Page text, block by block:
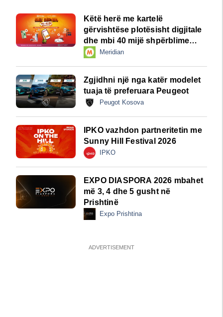
Këtë herë me kartelë
gërvishtëse plotësisht digjitale
dhe mbi 40 mijë shpërblime
instant!Meridian
Zgjidhni një nga katër modelet
tuaja të preferuara Peugeot
Peugot Kosova
IPKO vazhdon partneritetin me
Sunny Hill Festival 2026
IPKO
EXPO DIASPORA 2026 mbahet
më 3, 4 dhe 5 gusht në
Prishtinë
Expo Prishtina